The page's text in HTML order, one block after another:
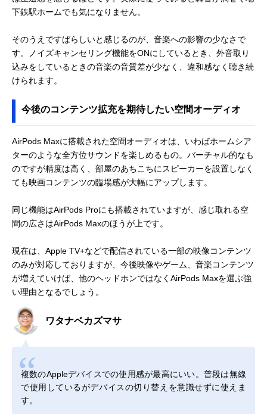
下鉄駅ホームでも気になりません。
そのうえですばらしいと感じるのが、音楽への影響の少なさで
す。ノイズキャンセリング機能をONにしているとき、外音取り
込みをしているときの音楽の音質差が少なく、違和感なく聴き続
けられます。
今後のコンテンツ拡充を期待したい空間オーディオ
AirPods Maxに搭載された空間オーディオは、いわばホームシア
ターのような全方位サウンドを楽しめるもの。バーチャル的なも
のですが精度は高く、部屋のあちこちにスピーカーを設置しなく
ても映画コンテンツの臨場感が大幅にアップします。
同じ機能はAirPods Proにも搭載されていますが、感じ取れる空
間の広さはAirPods Maxのほうが上です。
現在は、Apple TV+などで配信されている一部の映像コンテンツ
のみが対応しておりますが、今後映像やゲーム、音楽コンテンツ
が増えていけば、他のヘッドホンではなくAirPods Maxを選ぶ強
い理由となるでしょう。
ワタナベカズマサ
複数のAppleデバイスでの使用感が最高にいい。普段は無線
で使用しているがデバイスの切り替えを意識せずに使えま
す。